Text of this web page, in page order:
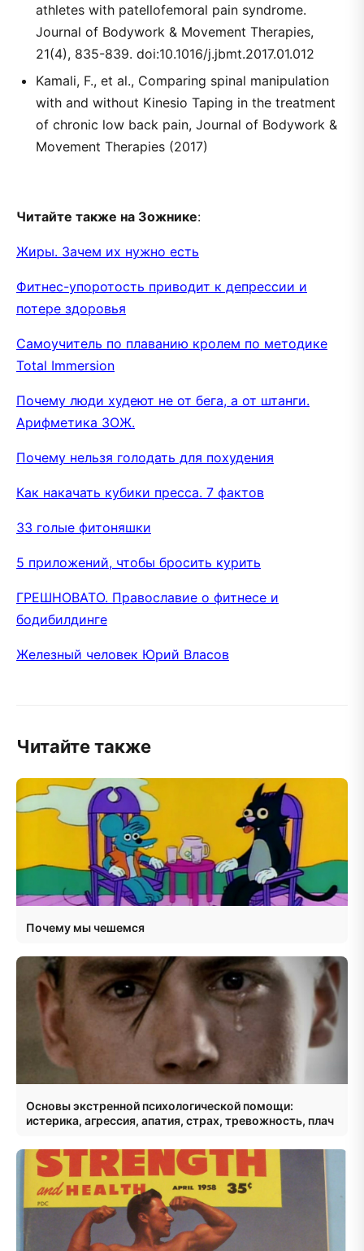
athletes with patellofemoral pain syndrome.
Journal of Bodywork & Movement Therapies,
21(4), 835-839. doi:10.1016/j.jbmt.2017.01.012
Kamali, F., et al., Comparing spinal manipulation
with and without Kinesio Taping in the treatment
of chronic low back pain, Journal of Bodywork &
Movement Therapies (2017)
Читайте также на Зожнике:
Жиры. Зачем их нужно есть
Фитнес-упоротость приводит к депрессии и
потере здоровья
Самоучитель по плаванию кролем по методике
Total Immersion
Почему люди худеют не от бега, а от штанги.
Арифметика ЗОЖ.
Почему нельзя голодать для похудения
Как накачать кубики пресса. 7 фактов
33 голые фитоняшки
5 приложений, чтобы бросить курить
ГРЕШНОВАТО. Православие о фитнесе и
бодибилдинге
Железный человек Юрий Власов
Читайте также
Почему мы чешемся
Основы экстренной психологической помощи:
истерика, агрессия, апатия, страх, тревожность, плач